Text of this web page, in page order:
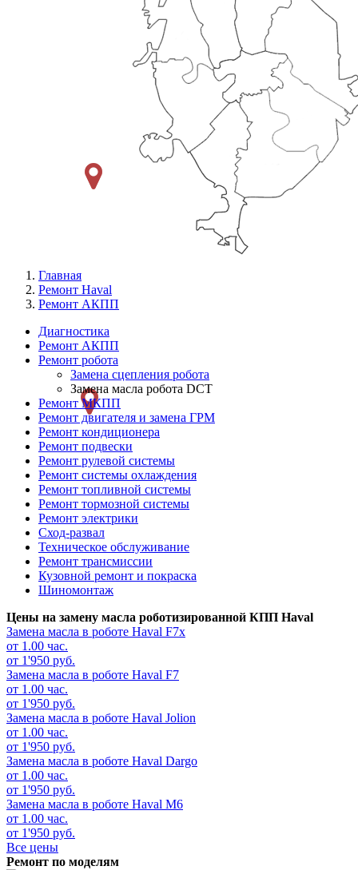
Главная
Ремонт Haval
Ремонт АКПП
Меню
Ремонт
слева
Диагностика
Ремонт АКПП
Ремонт робота
Замена сцепления робота
Замена масла робота DCT
Ремонт МКПП
Ремонт двигателя и замена ГРМ
Ремонт кондиционера
Ремонт подвески
Ремонт рулевой системы
Ремонт системы охлаждения
Ремонт топливной системы
Ремонт тормозной системы
Ремонт электрики
Сход-развал
Техническое обслуживание
Ремонт трансмиссии
Кузовной ремонт и покраска
Шиномонтаж
Цены на замену масла роботизированной КПП Haval
Замена масла в роботе Haval F7x
от 1.00 час.
от 1'950 руб.
Замена масла в роботе Haval F7
от 1.00 час.
от 1'950 руб.
Замена масла в роботе Haval Jolion
от 1.00 час.
от 1'950 руб.
Замена масла в роботе Haval Dargo
от 1.00 час.
от 1'950 руб.
Замена масла в роботе Haval M6
от 1.00 час.
от 1'950 руб.
Все цены
Ремонт по моделям